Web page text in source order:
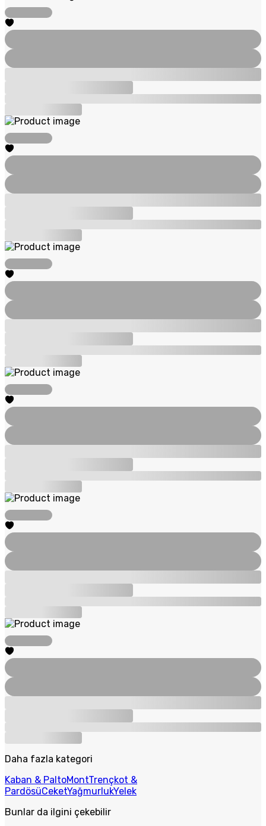
Daha fazla kategori
Kaban & PaltoMontTrençkot &
PardösüCeketYağmurlukYelek
Bunlar da ilgini çekebilir